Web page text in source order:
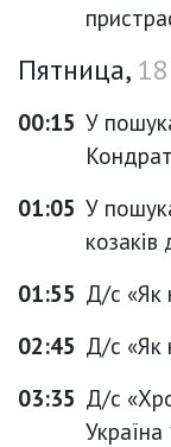
Пятница,
00:15 У
01:05 У
01:55 Д/с «Як
02:45 Д/с «Як
03:35 Д/с